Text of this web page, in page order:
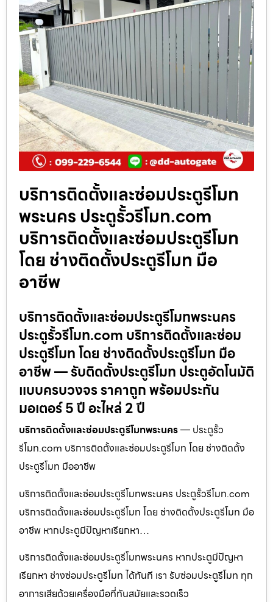
บริการติดตั้งและซ่อมประตูรีโมท
พระนคร ประตูรั้วรีโมท.com
บริการติดตั้งและซ่อมประตูรีโมท
โดย ช่างติดตั้งประตูรีโมท มือ
อาชีพ
บริการติดตั้งและซ่อมประตูรีโมทพระนคร
ประตูรั้วรีโมท.com บริการติดตั้งและซ่อม
ประตูรีโมท โดย ช่างติดตั้งประตูรีโมท มือ
อาชีพ — รับติดตั้งประตูรีโมท ประตูอัตโนมัติ
แบบครบวงจร ราคาถูก พร้อมประกัน
มอเตอร์ 5 ปี อะไหล่ 2 ปี
บริการติดตั้งและซ่อมประตูรีโมทพระนคร— ประตูรั้ว
รีโมท.com บริการติดตั้งและซ่อมประตูรีโมท โดย ช่างติดตั้ง
ประตูรีโมท มืออาชีพ
บริการติดตั้งและซ่อมประตูรีโมทพระนคร ประตูรั้วรีโมท.com
บริการติดตั้งและซ่อมประตูรีโมท โดย ช่างติดตั้งประตูรีโมท มือ
อาชีพ หากประตูมีปัญหาเรียกหา…
บริการติดตั้งและซ่อมประตูรีโมทพระนคร หากประตูมีปัญหา
เรียกหา ช่างซ่อมประตูรีโมท ได้ทันที เรา รับซ่อมประตูรีโมท ทุก
อาการเสียด้วยเครื่องมือที่ทันสมัยและรวดเร็ว